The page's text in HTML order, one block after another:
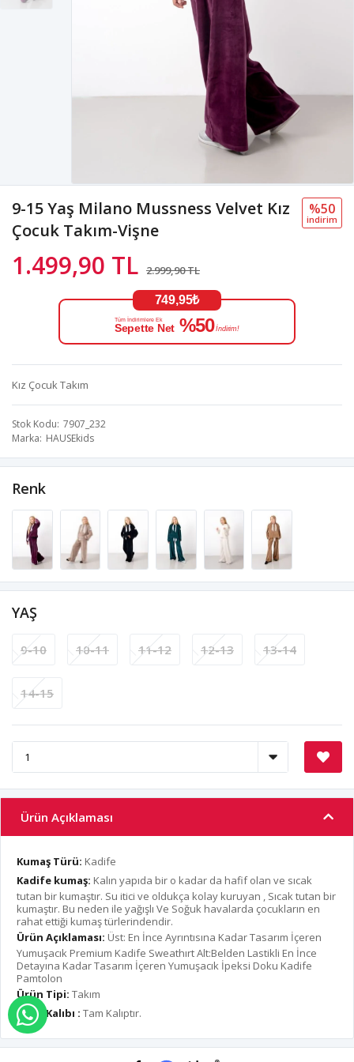
9-15 Yaş Milano Mussness Velvet Kız
Çocuk Takım-Vişne
1.499,90 TL 2.999,90 TL
%50
i̇ndi̇ri̇m
749,95₺
Tüm İndirimlere Ek
Sepette Net %50 İndirim!
Kız Çocuk Takım
Stok Kodu 7907_232
Marka HAUSEkids
Renk
YAŞ
9-10 10-11 11-12 12-13 13-14
14-15
Ürün Açıklaması
Kumaş Türü: Kadife
Kadife kumaş: Kalın yapıda bir o kadar da hafif olan ve sıcak
tutan bir kumaştır. Su itici ve oldukça kolay kuruyan , Sıcak tutan bir
kumaştır. Bu neden ile yağışlı Ve Soğuk havalarda çocukların en
rahat ettiği kumaş türlerindendir.
Ürün Açıklaması: Üst: En İnce Ayrıntısına Kadar Tasarım İçeren
Yumuşacık Premium Kadife Sweathırt Alt:Belden Lastikli En İnce
Detayına Kadar Tasarım İçeren Yumuşacık İpeksi Doku Kadife
Pamtolon
Ürün Tipi: Takım
Ürün Kalıbı : Tam Kalıptır.
WHATSAPP İLE SİPARİŞ VER